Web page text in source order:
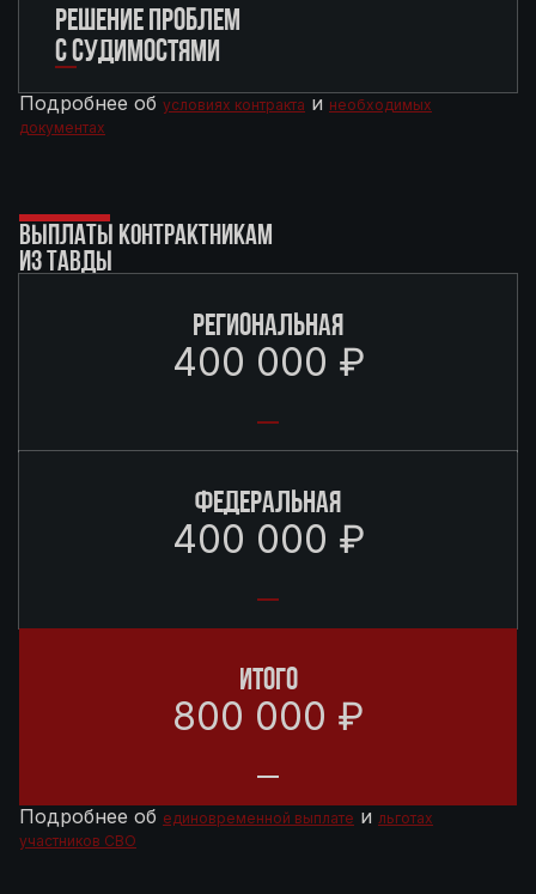
РЕШЕНИЕ ПРОБЛЕМ
С СУДИМОСТЯМИ
Подробнее об условиях контракта и необходимых
документах
ВЫПЛАТЫ КОНТРАКТНИКАМ
ИЗ ТАВДЫ
РЕГИОНАЛЬНАЯ
400 000 ₽
ФЕДЕРАЛЬНАЯ
400 000 ₽
ИТОГО
800 000 ₽
Подробнее об единовременной выплате и льготах
участников СВО